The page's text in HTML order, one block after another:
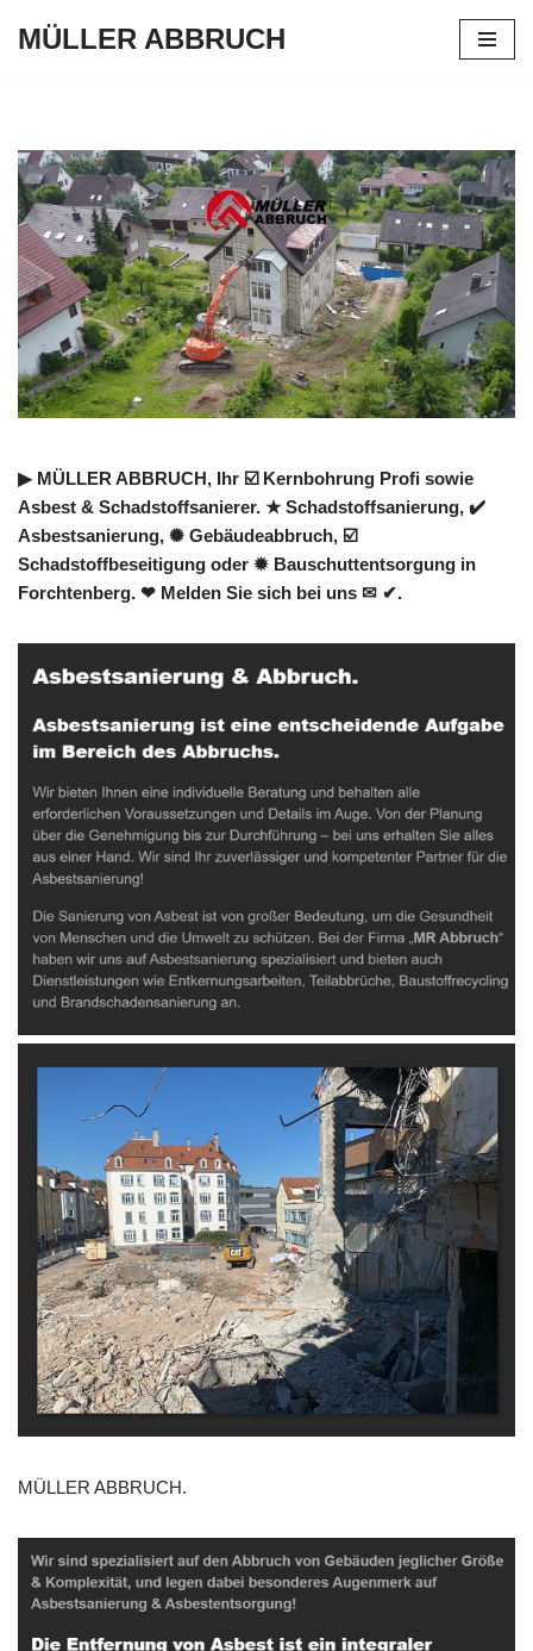
MÜLLER ABBRUCH
▶︎ MÜLLER ABBRUCH, Ihr ☑️ Kernbohrung Profi sowie
Asbest & Schadstoffsanierer. ★ Schadstoffsanierung, ✔️
Asbestsanierung, ✺ Gebäudeabbruch, ☑️
Schadstoffbeseitigung oder ✹ Bauschuttentsorgung in
Forchtenberg. ❤ Melden Sie sich bei uns ✉ ✔.
MÜLLER ABBRUCH.